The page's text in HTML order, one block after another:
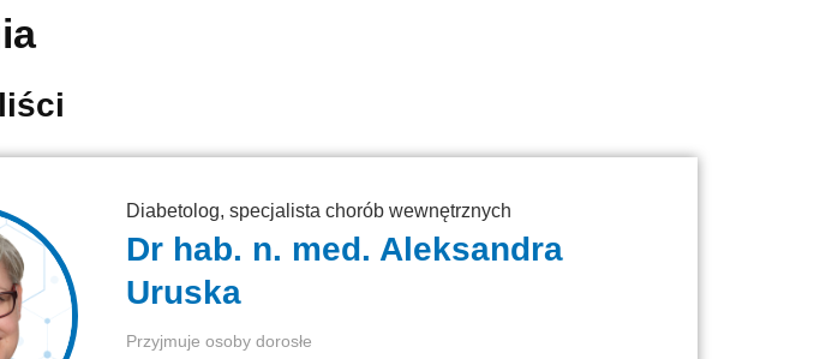
Diabetolog, specjalista chorób wewnętrznych
Dr hab. n. med. Aleksandra
Uruska
Przyjmuje osoby dorosłe